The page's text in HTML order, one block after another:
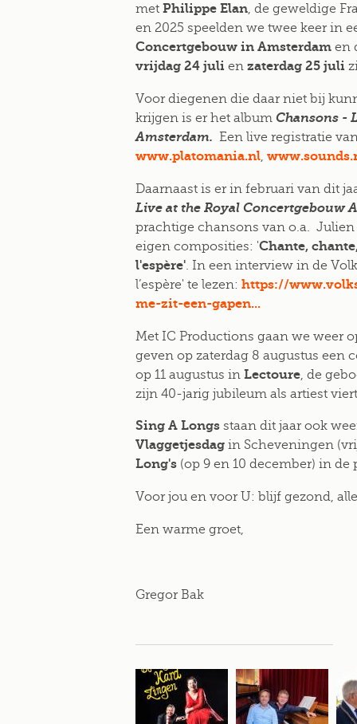
met Philippe Elan, de geweldige
en 2025 speelden we twee keer in
Concertgebouw in Amsterdam en
vrijdag 24 juli en zaterdag 25 juli
Voor diegenen die daar niet bij
krijgen is er het album Chansons -
Amsterdam. Een live registratie
www.platomania.nl,
Daarnaast is er in februari van dit
Live at the Royal Concertgebouw
prachtige chansons van o.a. Julien
eigen composities: 'Chante,
l'espère'. In een interview in de
l’espère' te lezen: https://
me-zit-een-gapen...
Met IC Productions gaan we weer
geven op zaterdag 8 augustus een
op 11 augustus in Lectoure , de
zijn 40-jarig jubileum als artiest
Sing A Longs staan dit jaar ook
Vlaggetjesdag in Scheveningen
Long's (op 9 en 10 december) in
Voor jou en voor U: blijf gezond,
Een warme groet,
Gregor Bak